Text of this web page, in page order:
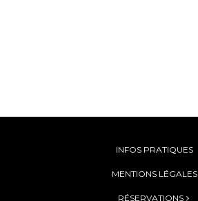
INFOS PRATIQUES
MENTIONS LÉGALES
RÉSERVATIONS